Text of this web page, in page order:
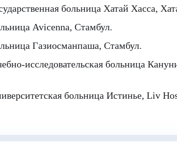
больница Хатай Хасса,
Avicenna, Стамбул.
Газиосманпаша, Стамбул.
исследовательская больница
больница Истинье, Liv